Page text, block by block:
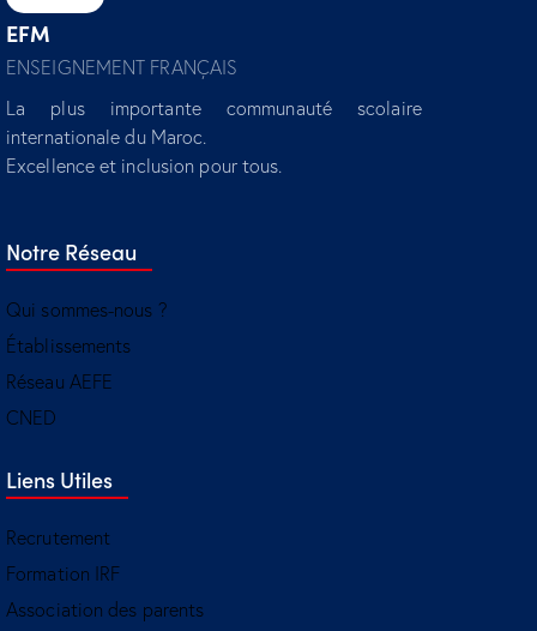
EFM
ENSEIGNEMENT FRANÇAIS
La plus importante communauté scolaire
internationale du Maroc.
Excellence et inclusion pour tous.
Notre Réseau
Qui sommes-nous ?
Établissements
Réseau AEFE
CNED
Liens Utiles
Recrutement
Formation IRF
Association des parents